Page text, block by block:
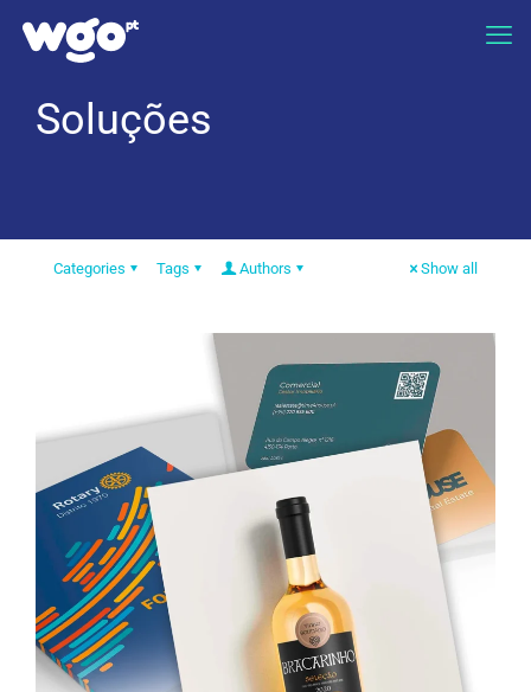
Soluções
Categories Tags Authors Show all